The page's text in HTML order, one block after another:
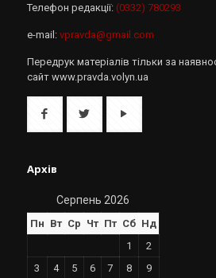
Телефон редакції: (0332) 780293
e-mail: vpravda@gmail.com
Передрук матеріалів тільки за
сайт www.pravda.volyn.ua
Архів
Серпень 2026
Пн Вт Ср Чт Пт Сб Нд
1
2
3
4 5 6 7 8
9